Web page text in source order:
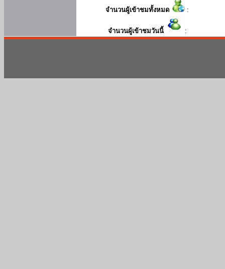
จำนวนผู้เข้าชมทั้งหมด :
จำนวนผู้เข้าชมวันนี้ :